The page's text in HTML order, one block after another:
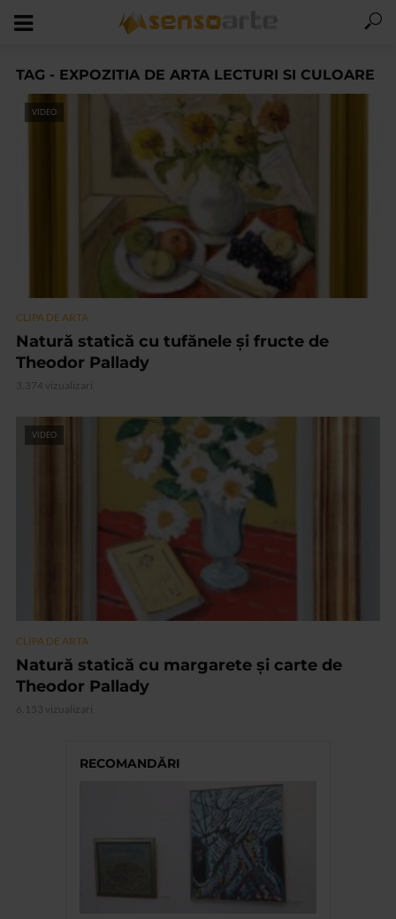
TAG - EXPOZITIA DE ARTA LECTURI SI CULOARE
VIDEO
CLIPA DE ARTA
Natură statică cu tufănele și fructe de
Theodor Pallady
3.374 vizualizari
VIDEO
CLIPA DE ARTA
Natură statică cu margarete și carte de
Theodor Pallady
6.153 vizualizari
RECOMANDĂRI